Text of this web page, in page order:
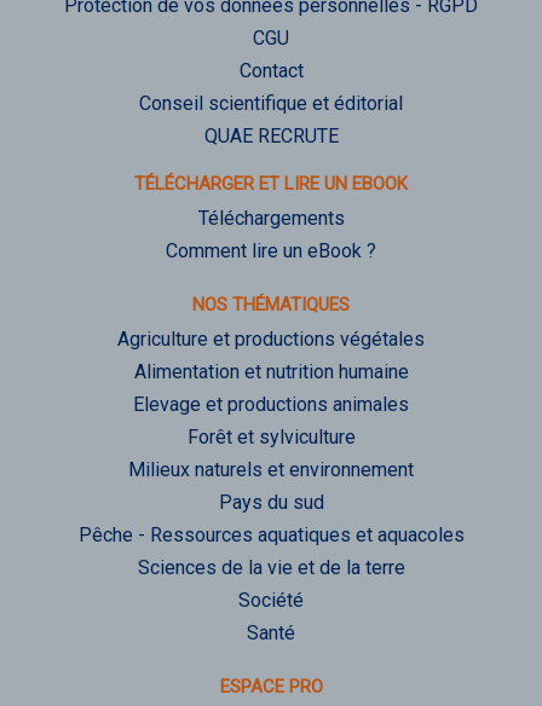
Protection de vos données personnelles - RGPD
CGU
Contact
Conseil scientifique et éditorial
QUAE RECRUTE
TÉLÉCHARGER ET LIRE UN EBOOK
Téléchargements
Comment lire un eBook ?
NOS THÉMATIQUES
Agriculture et productions végétales
Alimentation et nutrition humaine
Elevage et productions animales
Forêt et sylviculture
Milieux naturels et environnement
Pays du sud
Pêche - Ressources aquatiques et aquacoles
Sciences de la vie et de la terre
Société
Santé
ESPACE PRO